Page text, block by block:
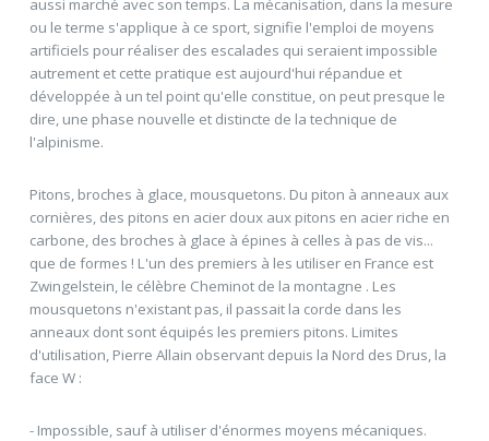
aussi marché avec son temps. La mécanisation, dans la mesure
ou le terme s'applique à ce sport, signifie l'emploi de moyens
artificiels pour réaliser des escalades qui seraient impossible
autrement et cette pratique est aujourd'hui répandue et
développée à un tel point qu'elle constitue, on peut presque le
dire, une phase nouvelle et distincte de la technique de
l'alpinisme.
Pitons, broches à glace, mousquetons. Du piton à anneaux aux
cornières, des pitons en acier doux aux pitons en acier riche en
carbone, des broches à glace à épines à celles à pas de vis...
que de formes ! L'un des premiers à les utiliser en France est
Zwingelstein, le célèbre Cheminot de la montagne . Les
mousquetons n'existant pas, il passait la corde dans les
anneaux dont sont équipés les premiers pitons. Limites
d'utilisation, Pierre Allain observant depuis la Nord des Drus, la
face W :
- Impossible, sauf à utiliser d'énormes moyens mécaniques.